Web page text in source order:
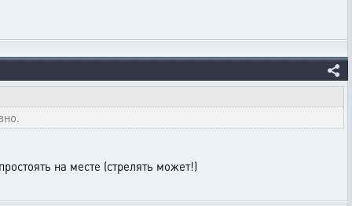
на месте (стрелять может!)